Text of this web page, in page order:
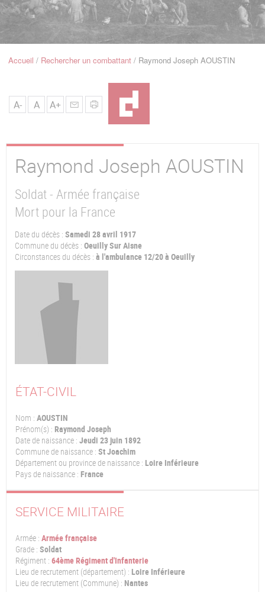
Navigation
FilAccueil Rechercher un combattant Raymond Joseph AOUSTIN
A- A A+
Raymond Joseph AOUSTIN
Soldat - Armée française
Mort pour la France
Date du décès : Samedi 28 avril 1917
Commune du décès : Oeuilly Sur Aisne
Circonstances du décès : à l'ambulance 12/20 à Oeuilly
ÉTAT-CIVIL
Nom : AOUSTIN
Prénom(s) : Raymond Joseph
Date de naissance : Jeudi 23 juin 1892
Commune de naissance : St Joachim
Département ou province de naissance : Loire Inférieure
Pays de naissance : France
SERVICE MILITAIRE
Armée : Armée française
Grade : Soldat
Régiment : 64ème Régiment d'Infanterie
Lieu de recrutement (département) : Loire Inférieure
Lieu de recrutement (Commune) : Nantes